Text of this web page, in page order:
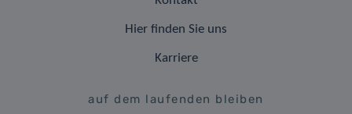
Hier finden Sie uns
Karriere
auf dem laufenden bleiben